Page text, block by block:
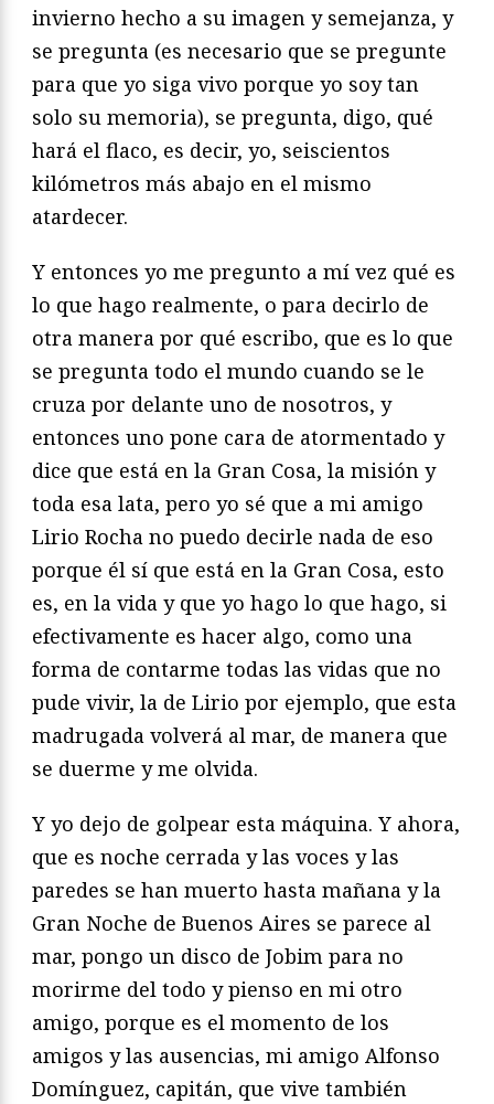
invierno hecho a su imagen y semejanza, y
se pregunta (es necesario que se pregunte
para que yo siga vivo porque yo soy tan
solo su memoria), se pregunta, digo, qué
hará el flaco, es decir, yo, seiscientos
kilómetros más abajo en el mismo
atardecer.
Y entonces yo me pregunto a mí vez qué es
lo que hago realmente, o para decirlo de
otra manera por qué escribo, que es lo que
se pregunta todo el mundo cuando se le
cruza por delante uno de nosotros, y
entonces uno pone cara de atormentado y
dice que está en la Gran Cosa, la misión y
toda esa lata, pero yo sé que a mi amigo
Lirio Rocha no puedo decirle nada de eso
porque él sí que está en la Gran Cosa, esto
es, en la vida y que yo hago lo que hago, si
efectivamente es hacer algo, como una
forma de contarme todas las vidas que no
pude vivir, la de Lirio por ejemplo, que esta
madrugada volverá al mar, de manera que
se duerme y me olvida.
Y yo dejo de golpear esta máquina. Y ahora,
que es noche cerrada y las voces y las
paredes se han muerto hasta mañana y la
Gran Noche de Buenos Aires se parece al
mar, pongo un disco de Jobim para no
morirme del todo y pienso en mi otro
amigo, porque es el momento de los
amigos y las ausencias, mi amigo Alfonso
Domínguez, capitán, que vive también